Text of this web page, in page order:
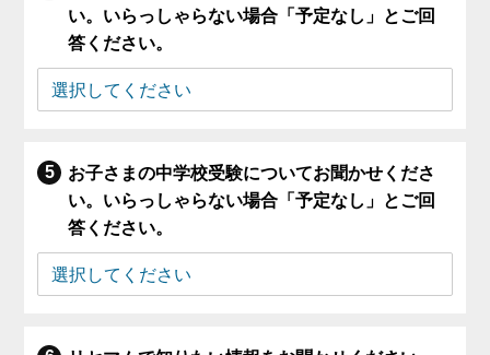
い。いらっしゃらない場合「予定なし」とご回
答ください。
お子さまの中学校受験についてお聞かせくださ
い。いらっしゃらない場合「予定なし」とご回
答ください。